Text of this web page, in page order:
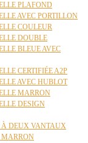
PLAFOND
AVEC PORTILLON
COULEUR
DOUBLE
BLEUE AVEC
CERTIFIÉE A2P
AVEC HUBLOT
MARRON
DESIGN
À DEUX VANTAUX
MARRON